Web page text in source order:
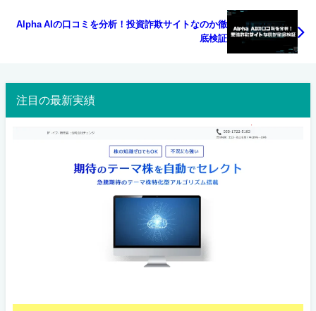
Alpha AIの口コミを分析！投資詐欺サイトなのか徹
底検証
注目の最新実績